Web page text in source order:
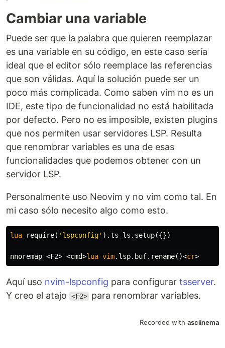
Cambiar una variable
Puede ser que la palabra que quieren reemplazar
es una variable en su código, en este caso sería
ideal que el editor sólo reemplace las referencias
que son válidas. Aquí la solución puede ser un
poco más complicada. Como saben vim no es un
IDE, este tipo de funcionalidad no está habilitada
por defecto. Pero no es imposible, existen plugins
que nos permiten usar servidores LSP. Resulta
que renombrar variables es una de esas
funcionalidades que podemos obtener con un
servidor LSP.
Personalmente uso Neovim y no vim como tal. En
mi caso sólo necesito algo como esto.
lua require( 'lspconfig' ).ts_ls . setup({})
nnoremap <F2> <cmd>lua vim. lsp. buf. rename()<cr>
Aquí uso nvim-lspconfig para configurar tsserver.
Y creo el atajo
<F2> para renombrar variables.